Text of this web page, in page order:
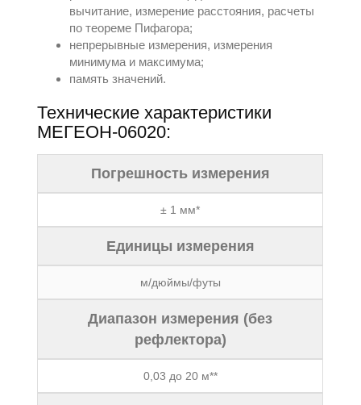
вычитание, измерение расстояния, расчеты
по теореме Пифагора;
непрерывные измерения, измерения
минимума и максимума;
память значений.
Технические характеристики
МЕГЕОН-06020:
Погрешность измерения
± 1 мм*
Единицы измерения
м/дюймы/футы
Диапазон измерения (без
рефлектора)
0,03 до 20 м**